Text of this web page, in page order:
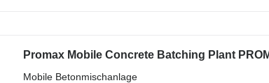
Promax Mobile Concrete Batching Plant
Mobile Betonmischanlage